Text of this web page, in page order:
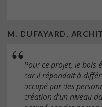
M. DUFAYARD,
Pour ce projet, le bois
car il répondait à
occupé par des
création d’un niveau